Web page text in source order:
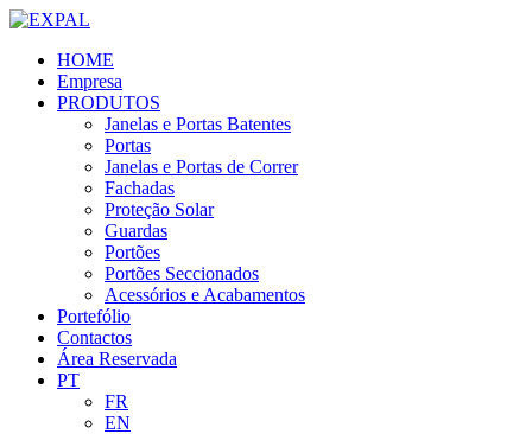
HOME
Empresa
PRODUTOS
Janelas e Portas Batentes
Portas
Janelas e Portas de Correr
Fachadas
Proteção Solar
Guardas
Portões
Portões Seccionados
Acessórios e Acabamentos
Portefólio
Contactos
Área Reservada
PT
FR
EN